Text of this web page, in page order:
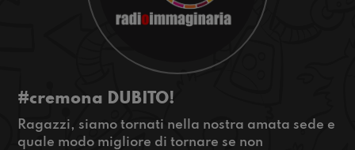
#cremona DUBITO!
Ragazzi, siamo tornati nella nostra amata sede e
quale modo migliore di tornare se non